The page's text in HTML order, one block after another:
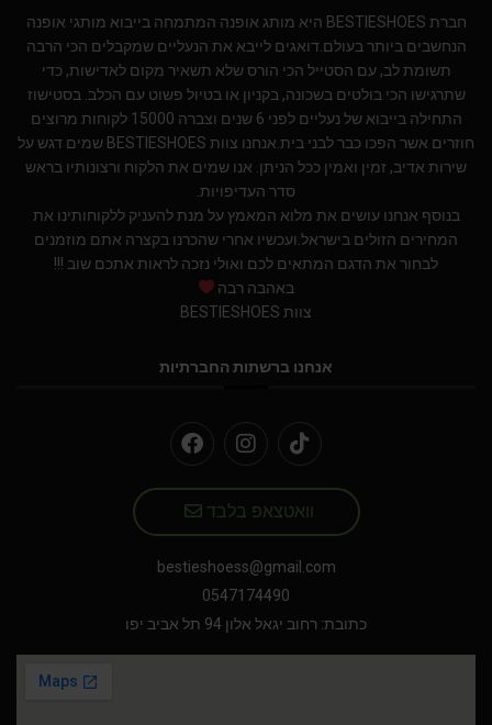
חברת BESTIESHOES היא מותג אופנה המתמחה בייבוא מותגי אופנה
הנחשבים ביותר בעולם.דואגים לייבא את הנעליים שמקבלים הכי הרבה
תשומת לב, עם הסטייל הכי הורס שלא תשאיר מקום לאדישות, כדי
שתרגישו הכי בולטים בשכונה, בקניון או בטיול פשוט עם הכלב. בסטישוז
התחילה בייבוא של נעליים לפני 6 שנים וצברה 15000 לקוחות מרוצים
חוזרים אשר הפכו כבר לבני בית.אנחנו צוות BESTIESHOES שמים דגש על
שירות אדיב, זמין ואמין ככל הניתן. אנו שמים את הלקוח ורצונותיו בראש
סדר העדיפויות.
בנוסף אנחנו עושים את מלוא המאמץ על מנת להעניק ללקוחותינו את
המחירים הזולים בישראל.ועכשיו אחרי שהכרנו בקצרה אתם מוזמנים
לבחור את הדגם המתאים לכם ואולי נזכה לראות אתכם שוב !!!
באהבה רבה
צוות BESTIESHOES
אנחנו ברשתות החברתיות
וואטצאפ בלבד
bestieshoess@gmail.com
0547174490
כתובת: רחוב יגאל אלון 94 תל אביב יפו